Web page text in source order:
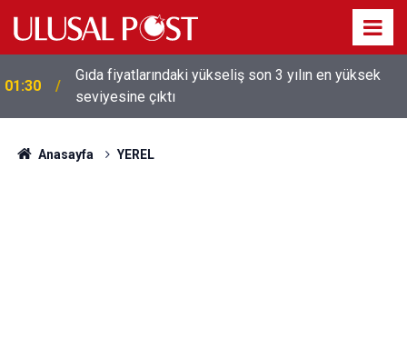
01:26
Galatasaray'dan sekiz kişi hakkında savcılığa suç
duyurusu
Anasayfa YEREL